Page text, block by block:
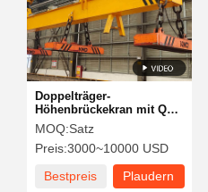
Videos Über Uns
Kontakt Nachrichten
Doppelträger-
Höhenbrückekran mit QC-
Magneten mit einer
Tragfähigkeit von 1 bis 50
Tonnen und einer
Geschwindigkeitsregelung
MOQ:Satz
Preis:3000~10000 USD
Bestpreis
Plaudern